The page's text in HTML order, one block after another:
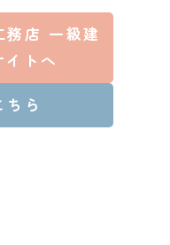
務店 一級建
トへ
ら